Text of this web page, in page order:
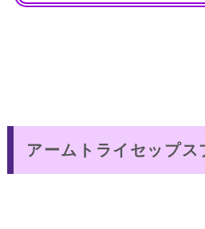
アームトライセップス